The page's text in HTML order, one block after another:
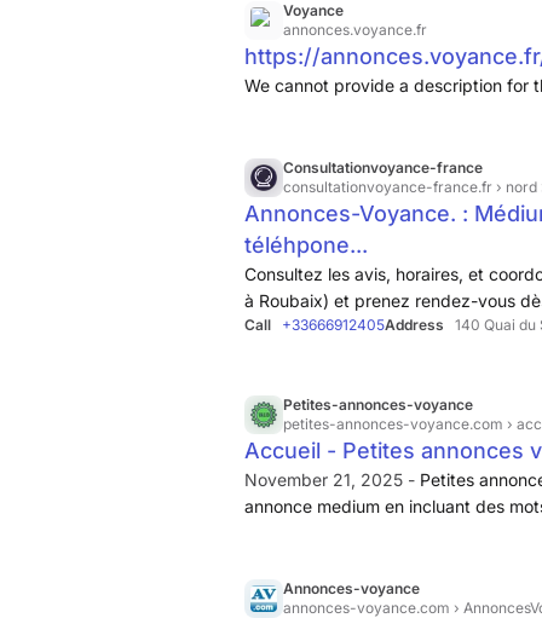
Voyance
annonces.voyance.fr
https://
We cannot provide a description for
Consultationvoyance-france
consultationvoyance-france.fr ›
Annonces-Voyance. :
téléhpone...
Consultez les avis, horaires, et
à Roubaix) et prenez rendez-vous
Call +33666912405Address 140 Quai du
Petites-annonces-voyance
petites-annonces-voyance.com ›
Accueil - Petites annonces
November 21, 2025 - Petites
annonce medium en incluant des
Annonces-voyance
annonces-voyance.com ›